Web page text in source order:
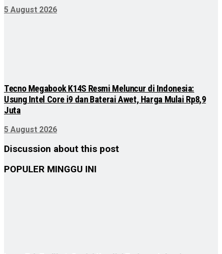
5 August 2026
Tecno Megabook K14S Resmi Meluncur di Indonesia:
Usung Intel Core i9 dan Baterai Awet, Harga Mulai Rp8,9
Juta
5 August 2026
Discussion about this post
POPULER MINGGU INI